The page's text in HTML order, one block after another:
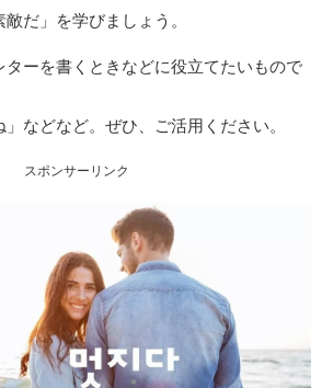
だ」を学びましょう。
ターを書くときなどに役立てたいもので
」などなど。ぜひ、ご活用ください。
スポンサーリンク